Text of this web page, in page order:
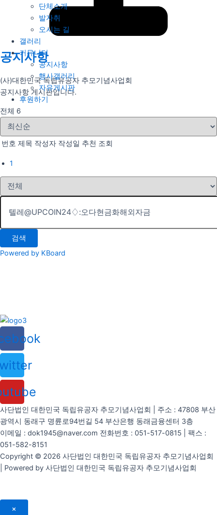
단체소개
발자취
오시는 길
갤러리
커뮤니티
공지사항
행사갤러리
자유게시판
후원하기
공지사항
(사)대한민국 독립유공자 추모기념사업회
공지사항 게시판입니다.
전체 6
번호 제목 작성자 작성일 추천 조회
1
검색
Powered by KBoard
사단법인 대한민국 독립유공자 추모기념사업회 | 주소 : 47808 부산
광역시 동래구 명륜로94번길 54 부산은행 동래금융센터 3층
이메일 : dok1945@naver.com 전화번호 : 051-517-0815 | 팩스 :
051-582-8151
Copyright © 2026 사단법인 대한민국 독립유공자 추모기념사업회
| Powered by 사단법인 대한민국 독립유공자 추모기념사업회
×